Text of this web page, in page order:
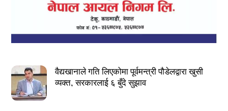
वैद्यखानाले गति लिएकोमा पूर्वमन्त्री पौडेलद्वारा खुसी
व्यक्त, सरकारलाई ६ बुँदे सुझाव